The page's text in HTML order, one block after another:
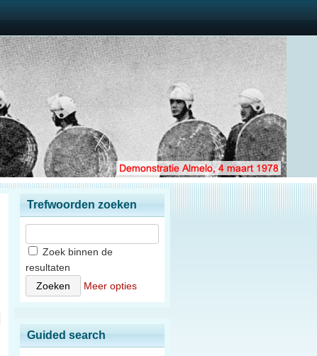
Trefwoorden zoeken
Zoek binnen de
resultaten
Meer opties
Guided search